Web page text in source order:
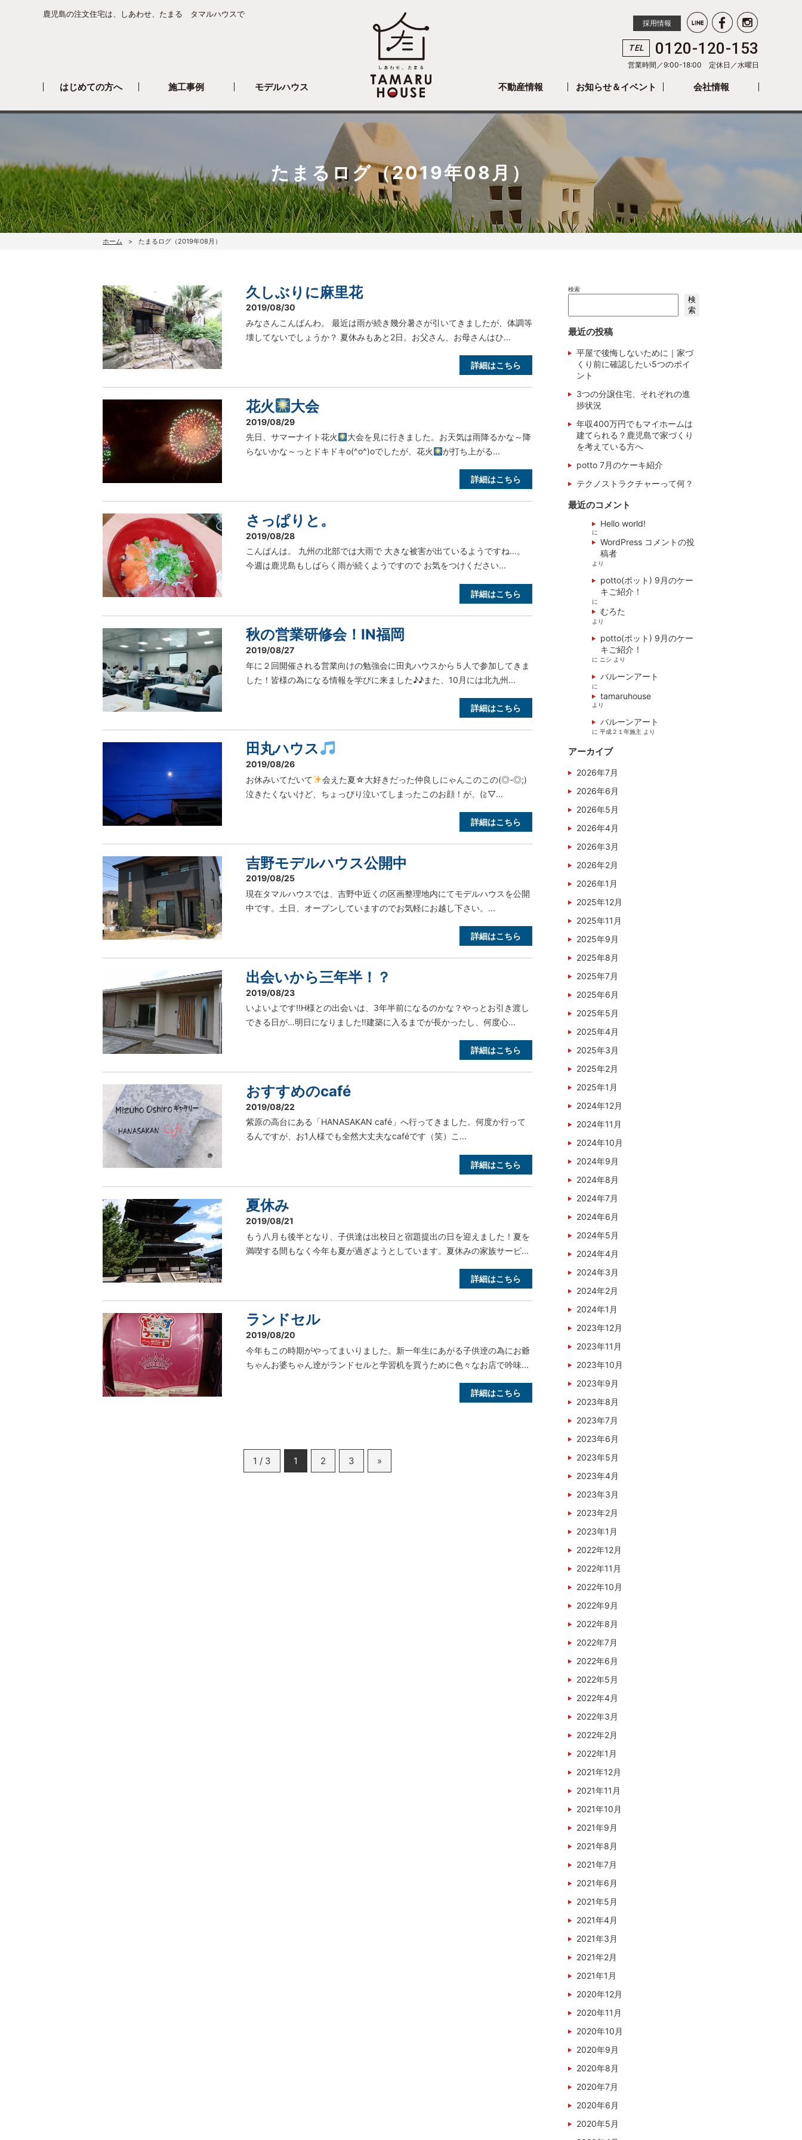
鹿児島の注文住宅は、しあわせ、たまる タマルハウスで
採用情報
TEL 0120-120-153
営業時間／9:00-18:00 定休日／水曜日
はじめての方へ 施工事例 モデルハウス 不動産情報 お知らせ＆イベント 会社情報
たまるログ（2019年08月）
ホーム たまるログ（2019年08月）
久しぶりに麻里花
2019/08/30
みなさんこんばんわ。 最近は雨が続き幾分暑さが引いてきましたが、体調等
壊してないでしょうか？ 夏休みもあと2日。お父さん、お母さんはひ...
詳細はこちら
花火 大会
2019/08/29
先日、サマーナイト花火
大会を見に行きました。お天気は雨降るかな～降
らないかな～っとドキドキo(^o^)oでしたが、花火
が打ち上がる...
詳細はこちら
さっぱりと。
2019/08/28
こんばんは。 九州の北部では大雨で 大きな被害が出ているようですね…。
今週は鹿児島もしばらく雨が続くようですので お気をつけください...
詳細はこちら
秋の営業研修会！IN福岡
2019/08/27
年に２回開催される営業向けの勉強会に田丸ハウスから５人で参加してきま
した！皆様の為になる情報を学びに来ました♪♪また、10月には北九州...
詳細はこちら
田丸ハウス
2019/08/26
お休みいてだいて
会えた夏☆大好きだった仲良しにゃんこのこの(◎-◎;)
泣きたくないけど、ちょっぴり泣いてしまったこのお顔！が、(≧▽...
詳細はこちら
吉野モデルハウス公開中
2019/08/25
現在タマルハウスでは、吉野中近くの区画整理地内にてモデルハウスを公開
中です。土日、オープンしていますのでお気軽にお越し下さい。...
詳細はこちら
出会いから三年半！？
2019/08/23
いよいよです‼H様との出会いは、3年半前になるのかな？やっとお引き渡し
できる日が…明日になりました‼建築に入るまでが長かったし、何度心...
詳細はこちら
おすすめのcafé
2019/08/22
紫原の高台にある「HANASAKAN café」へ行ってきました。何度か行って
るんですが、お1人様でも全然大丈夫なcaféです（笑）こ...
詳細はこちら
夏休み
2019/08/21
もう八月も後半となり、子供達は出校日と宿題提出の日を迎えました！夏を
満喫する間もなく今年も夏が過ぎようとしています。夏休みの家族サービ...
詳細はこちら
ランドセル
2019/08/20
今年もこの時期がやってまいりました。新一年生にあがる子供逹の為にお爺
ちゃんお婆ちゃん逹がランドセルと学習机を買うために色々なお店で吟味...
詳細はこちら
1 / 3 1 2 3 »
検索
検
索
最近の投稿
平屋で後悔しないために｜家づ
くり前に確認したい5つのポイ
ント
3つの分譲住宅、それぞれの進
捗状況
年収400万円でもマイホームは
建てられる？鹿児島で家づくり
を考えている方へ
potto 7月のケーキ紹介
テクノストラクチャーって何？
最近のコメント
Hello world!
に
WordPress コメントの投
稿者
より
potto(ポット) 9月のケー
キご紹介！
に
むろた
より
potto(ポット) 9月のケー
キご紹介！
に ニシ より
バルーンアート
に
tamaruhouse
より
バルーンアート
に 平成２１年施主 より
アーカイブ
2026年7月
2026年6月
2026年5月
2026年4月
2026年3月
2026年2月
2026年1月
2025年12月
2025年11月
2025年9月
2025年8月
2025年7月
2025年6月
2025年5月
2025年4月
2025年3月
2025年2月
2025年1月
2024年12月
2024年11月
2024年10月
2024年9月
2024年8月
2024年7月
2024年6月
2024年5月
2024年4月
2024年3月
2024年2月
2024年1月
2023年12月
2023年11月
2023年10月
2023年9月
2023年8月
2023年7月
2023年6月
2023年5月
2023年4月
2023年3月
2023年2月
2023年1月
2022年12月
2022年11月
2022年10月
2022年9月
2022年8月
2022年7月
2022年6月
2022年5月
2022年4月
2022年3月
2022年2月
2022年1月
2021年12月
2021年11月
2021年10月
2021年9月
2021年8月
2021年7月
2021年6月
2021年5月
2021年4月
2021年3月
2021年2月
2021年1月
2020年12月
2020年11月
2020年10月
2020年9月
2020年8月
2020年7月
2020年6月
2020年5月